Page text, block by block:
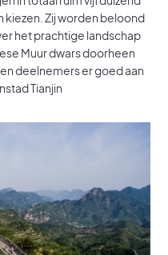
Zij worden beloond
het prachtige landschap
Muur dwars doorheen
deelnemers er goed aan
Tianjin